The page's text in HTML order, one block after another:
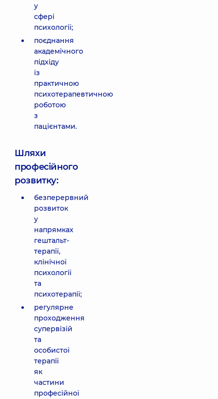
у
сфері
психології;
поєднання
академічного
підхіду
із
практичною
психотерапевтичною
роботою
з
пацієнтами.
Шляхи
професійного
розвитку:
безперервний
розвиток
у
напрямках
гештальт-
терапії,
клінічної
психології
та
психотерапії;
регулярне
проходження
супервізій
та
особистої
терапії
як
частини
професійної